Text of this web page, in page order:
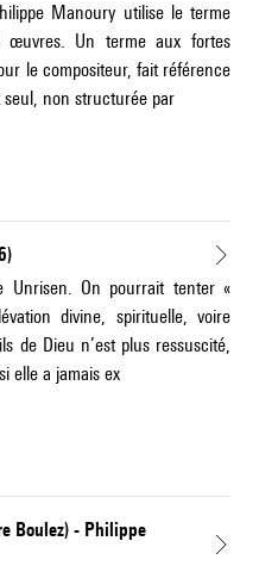
Manoury utilise le terme
œuvres. Un terme aux fortes
le compositeur, fait référence
non structurée par
Unrisen. On pourrait tenter «
divine, spirituelle, voire
de Dieu n’est plus ressuscité,
elle a jamais ex
Boulez) - Philippe